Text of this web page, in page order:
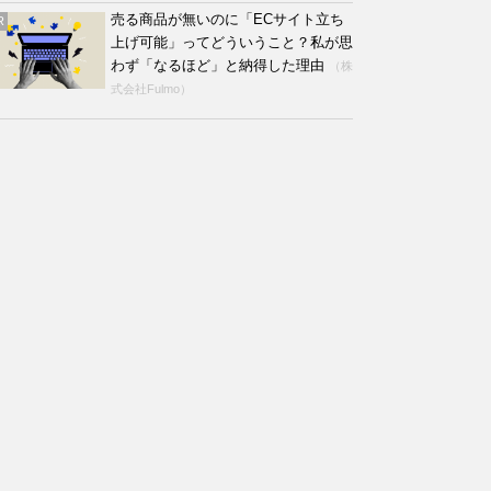
売る商品が無いのに「ECサイト立ち
上げ可能」ってどういうこと？私が思
わず「なるほど」と納得した理由
（株
式会社Fulmo）